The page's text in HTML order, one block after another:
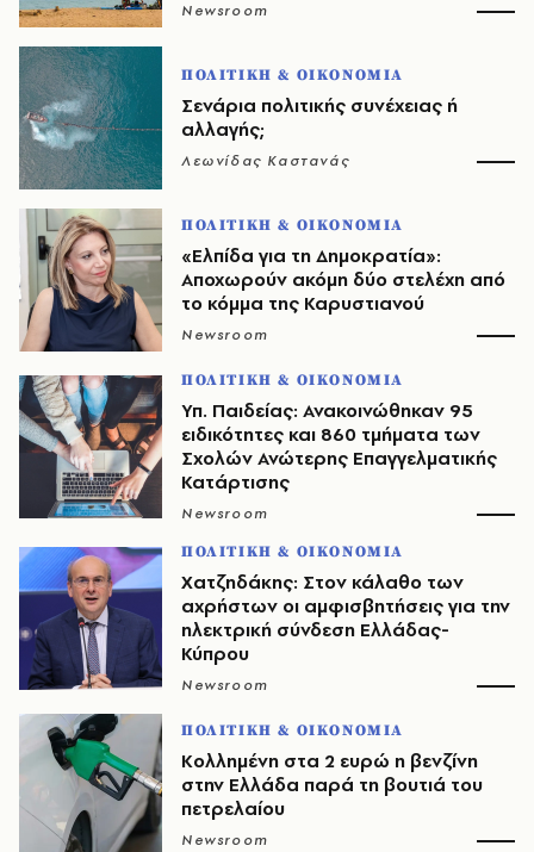
Newsroom
ΠΟΛΙΤΙΚΗ & ΟΙΚΟΝΟΜΙΑ
Σενάρια πολιτικής συνέχειας ή
αλλαγής;
Λεωνίδας Καστανάς
ΠΟΛΙΤΙΚΗ & ΟΙΚΟΝΟΜΙΑ
«Ελπίδα για τη Δημοκρατία»:
Αποχωρούν ακόμη δύο στελέχη από
το κόμμα της Καρυστιανού
Newsroom
ΠΟΛΙΤΙΚΗ & ΟΙΚΟΝΟΜΙΑ
Υπ. Παιδείας: Ανακοινώθηκαν 95
ειδικότητες και 860 τμήματα των
Σχολών Ανώτερης Επαγγελματικής
Κατάρτισης
Newsroom
ΠΟΛΙΤΙΚΗ & ΟΙΚΟΝΟΜΙΑ
Χατζηδάκης: Στον κάλαθο των
αχρήστων οι αμφισβητήσεις για την
ηλεκτρική σύνδεση Ελλάδας-
Κύπρου
Newsroom
ΠΟΛΙΤΙΚΗ & ΟΙΚΟΝΟΜΙΑ
Κολλημένη στα 2 ευρώ η βενζίνη
στην Ελλάδα παρά τη βουτιά του
πετρελαίου
Newsroom